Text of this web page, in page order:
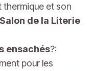
et son
Salon de la Literie
ensachés?:
pour les